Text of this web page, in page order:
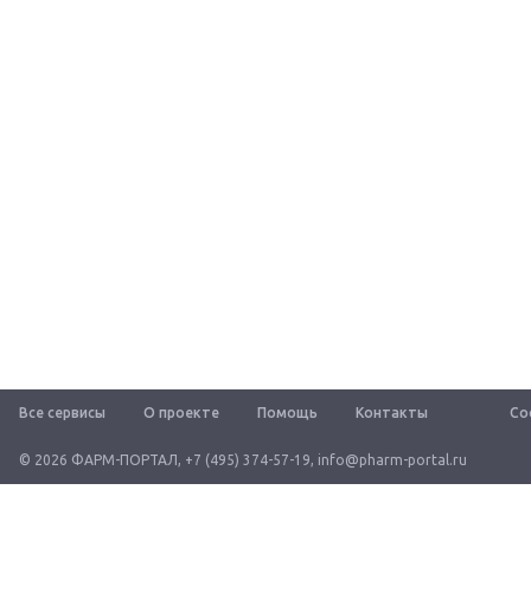
Все сервисы О проекте Помощь Контакты
© 2026 ФАРМ-ПОРТАЛ, +7 (495) 374-57-19, info@pharm-portal.ru